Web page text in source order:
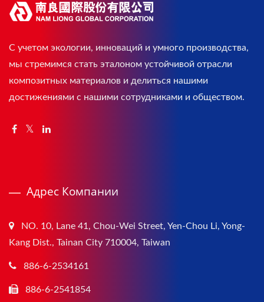
С учетом экологии, инноваций и умного производства,
мы стремимся стать эталоном устойчивой отрасли
композитных материалов и делиться нашими
достижениями с нашими сотрудниками и обществом.
Адрес Компании
NO. 10, Lane 41, Chou-Wei Street, Yen-Chou Li, Yong-
Kang Dist., Tainan City 710004, Taiwan
886-6-2534161
886-6-2541854